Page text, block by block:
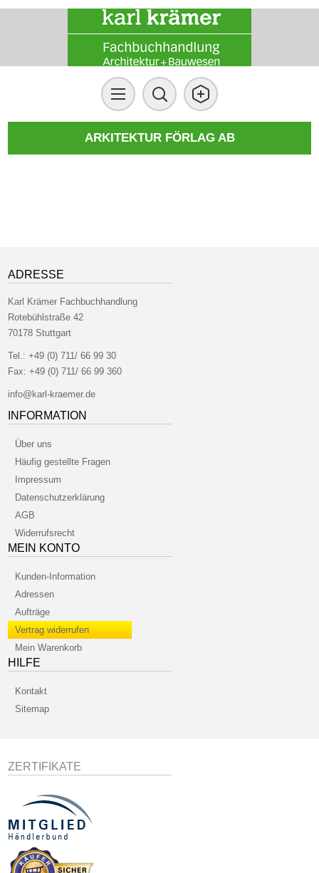
ARKITEKTUR FÖRLAG AB
ADRESSE
Karl Krämer Fachbuchhandlung
Rotebühlstraße 42
70178 Stuttgart
Tel.:+49 (0) 711/ 66 99 30
Fax: +49 (0) 711/ 66 99 360
info@karl-kraemer.de
INFORMATION
Über uns
Häufig gestellte Fragen
Impressum
Datenschutzerklärung
AGB
Widerrufsrecht
MEIN KONTO
Kunden-Information
Adressen
Aufträge
Vertrag widerrufen
Mein Warenkorb
HILFE
Kontakt
Sitemap
ZERTIFIKATE